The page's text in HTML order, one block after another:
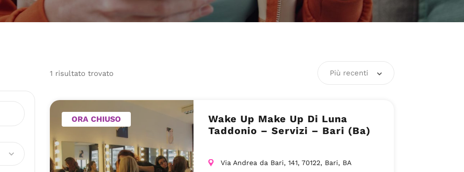
1 risultato trovato Più recenti
ORA CHIUSO
Wake Up Make Up Di Luna
Taddonio – Servizi – Bari (Ba)
Via Andrea da Bari, 141, 70122, Bari, BA